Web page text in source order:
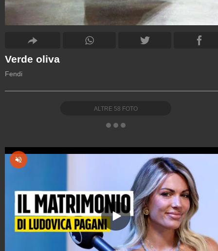
Verde oliva
Fendi
ALTRE 58 FOTO